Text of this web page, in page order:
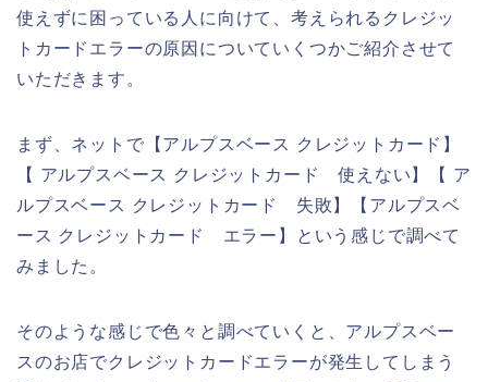
使えずに困っている人に向けて、考えられるクレジッ
トカードエラーの原因についていくつかご紹介させて
いただきます。
まず、ネットで【アルプスベース クレジットカード】
【 アルプスベース クレジットカード 使えない】【 ア
ルプスベース クレジットカード 失敗】【アルプスベ
ース クレジットカード エラー】という感じで調べて
みました。
そのような感じで色々と調べていくと、アルプスベー
スのお店でクレジットカードエラーが発生してしまう